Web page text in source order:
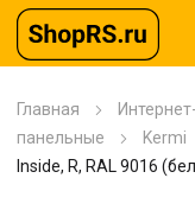
Главная
панельные
Kermi
Inside, R, RAL 9016